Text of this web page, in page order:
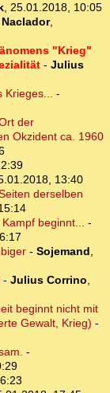
, 25.01.2018, 10:05
Naclador,
"Krieg"
- Julius
Krieges... -
der
Okzident ca. 1960
13:40
derselben
beginnt... -
- Sojemand,
- Julius Corrino,
beginnt nicht mit
Gewalt, Krieg) -
-